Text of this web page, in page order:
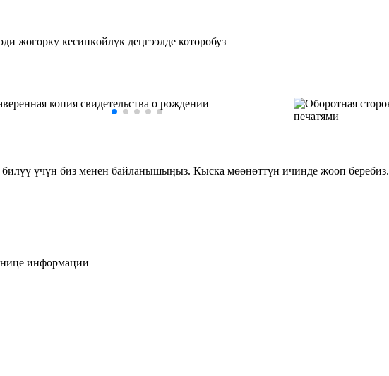
жогорку кесипкөйлүк деӊгээлде которобуз
үчүн биз менен байланышыӊыз. Кыска мөөнөттүн ичинде жооп беребиз.
информации